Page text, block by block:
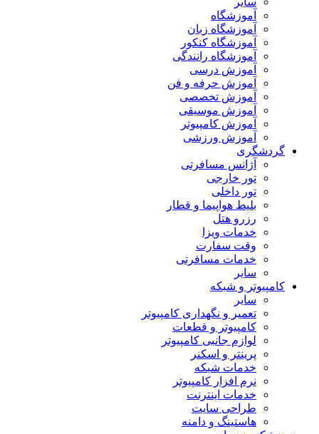
آموزشگاه
آموزشگاه زبان
آموزشگاه کنکور
آموزشگاه رانندگی
آموزش درسی
آموزش حرفه و فن
آموزش تخصصی
آموزش موسیقی
آموزش کامپیوتر
آموزش ورزشی
گردشگری
آژانس مسافرتی
تور خارجی
تور داخلی
بلیط هواپیما و قطار
رزرو هتل
خدمات ویزا
وقت سفارت
خدمات مسافرتی
سایر
کامپیوتر و شبکه
سایر
تعمیر و نگهداری کامپیوتر
کامپیوتر و قطعات
لوازم جانبی کامپیوتر
پرینتر و اسکنر
خدمات شبکه
نرم افزار کامپیوتر
خدمات اینترنت
طراحی سایت
هاستینگ و دامنه